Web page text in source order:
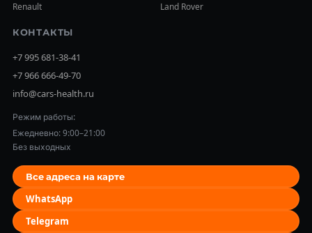
Renault
Land Rover
КОНТАКТЫ
+7 995 681-38-41
+7 966 666-49-70
info@cars-health.ru
Режим работы:
Ежедневно: 9:00–21:00
Без выходных
Все адреса на карте
WhatsApp
Telegram